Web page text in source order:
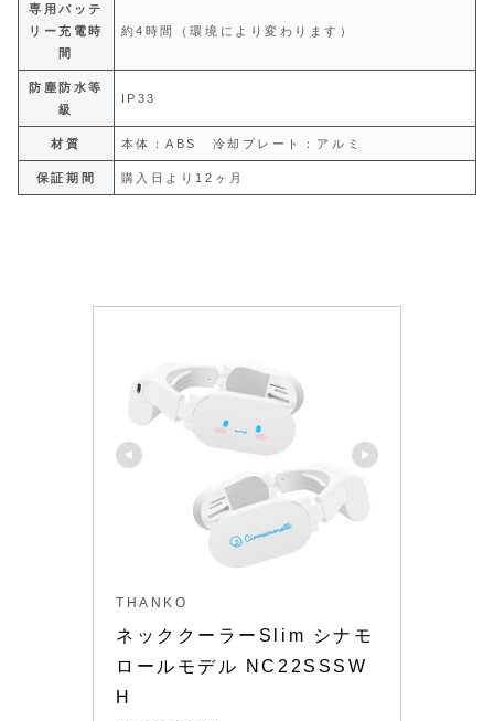
専用バッテ
リー充電時
間
約4時間（環境により変わります）
防塵防水等
級
IP33
材質 本体：ABS 冷却プレート：アルミ
保証期間 購入日より12ヶ月
THANKO
ネッククーラーSlim シナモ
ロールモデル NC22SSSW
H